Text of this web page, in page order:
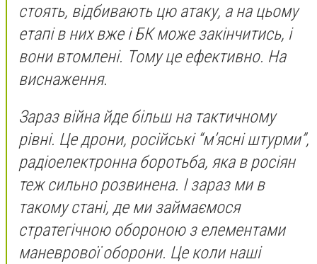
стоять, відбивають цю атаку, а на цьому
етапі в них вже і БК може закінчитись, і
вони втомлені. Тому це ефективно. На
виснаження.
Зараз війна йде більш на тактичному
рівні. Це дрони, російські “мʼясні штурми”,
радіоелектронна боротьба, яка в росіян
теж сильно розвинена. І зараз ми в
такому стані, де ми займаємося
стратегічною обороною з елементами
маневрової оборони. Це коли наші